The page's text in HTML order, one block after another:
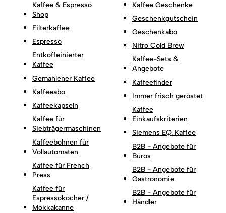
Kaffee & Espresso
Shop
Filterkaffee
Espresso
Entkoffeinierter
Kaffee
Gemahlener Kaffee
Kaffeeabo
Kaffeekapseln
Kaffee für
Siebträgermaschinen
Kaffeebohnen für
Vollautomaten
Kaffee für French
Press
Kaffee für
Espressokocher /
Mokkakanne
Kaffee Geschenke
Geschenkgutschein
Geschenkabo
Nitro Cold Brew
Kaffee-Sets &
Angebote
Kaffeefinder
Immer frisch geröstet
Kaffee
Einkaufskriterien
Siemens EQ. Kaffee
B2B - Angebote für
Büros
B2B - Angebote für
Gastronomie
B2B - Angebote für
Händler